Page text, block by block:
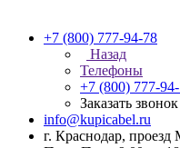
+7 (800) 777-94-78
Назад
Телефоны
+7 (800) 777-
Заказать звонок
info@kupicabel.ru
г. Краснодар,